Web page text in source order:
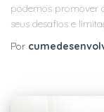
podemos promover
seus desafios e
Por